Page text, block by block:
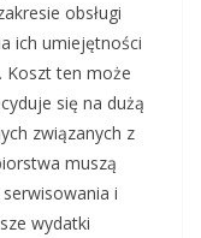
obsługi
ich umiejętności
Koszt ten może
się na dużą
związanych z
muszą
i
wydatki